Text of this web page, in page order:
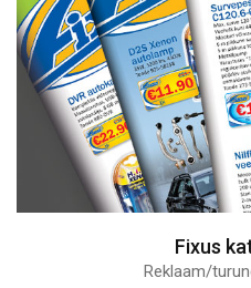
Fixus
Reklaam/